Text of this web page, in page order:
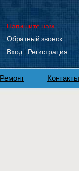
Напишите нам
Обратный звонок
Вход | Регистрация
Ремонт Контакты